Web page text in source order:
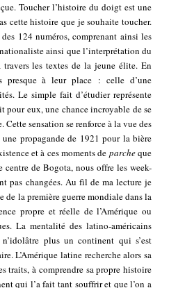
Toucher l’histoire du doigt est une
cette histoire que je souhaite toucher.
124 numéros, comprenant ainsi les
ainsi que l’interprétation du
les textes de la jeune élite. En
presque à leur place : celle d’une
Le simple fait d’étudier représente
pour eux, une chance incroyable de se
Cette sensation se renforce à la vue des
propagande de 1921 pour la bière
et à ces moments de parcheque
centre de Bogota, nous offre les week-
pas changées. Au fil de ma lecture je
de la première guerre mondiale dans la
propre et réelle de l’Amérique ou
La mentalité des latino-américains
plus un continent qui s’est
L’Amérique latine recherche alors sa
traits, à comprendre sa propre histoire
qui l’a fait tant souffrir et que l’on a